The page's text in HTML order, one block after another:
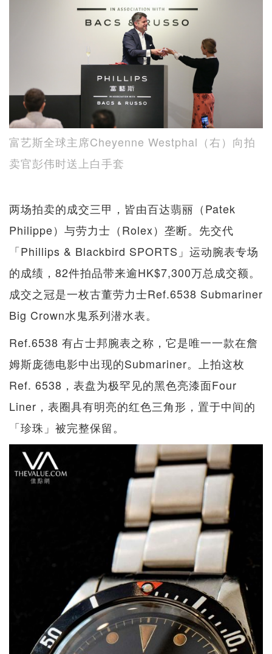
富艺斯全球主席Cheyenne Westphal（右）向拍
卖官彭伟时送上白手套
两场拍卖的成交三甲，皆由百达翡丽（Patek
Philippe）与劳力士（Rolex）垄断。先交代
「Phillips & Blackbird SPORTS」运动腕表专场
的成绩，82件拍品带来逾HK$7,300万总成交额。
成交之冠是一枚古董劳力士Ref.6538 Submariner
Big Crown水鬼系列潜水表。
Ref.6538 有占士邦腕表之称，它是唯一一款在詹
姆斯庞德电影中出现的Submariner。上拍这枚
Ref. 6538，表盘为极罕见的黑色亮漆面Four
Liner，表圈具有明亮的红色三角形，置于中间的
「珍珠」被完整保留。